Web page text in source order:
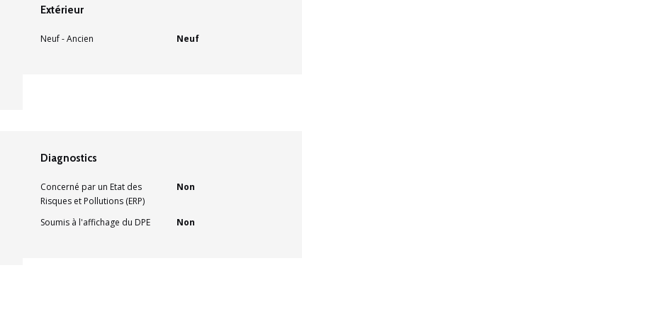
Extérieur
Neuf - Ancien Neuf
Diagnostics
Concerné par un Etat des
Risques et Pollutions (ERP)
Non
Soumis à l'affichage du DPE Non